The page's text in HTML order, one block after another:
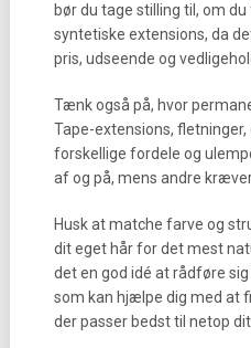
bør du tage stilling til, om
syntetiske extensions, da
pris, udseende og
Tænk også på, hvor
Tape-extensions,
forskellige fordele og
af og på, mens andre
Husk at matche farve og
dit eget hår for det mest
det en god idé at rådføre
som kan hjælpe dig med at
der passer bedst til netop